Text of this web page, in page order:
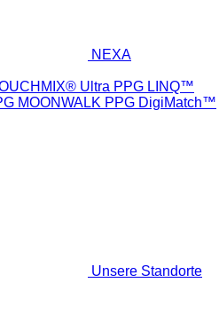
NEXA
Ultra PPG LINQ™
MOONWALK PPG DigiMatch™
Unsere Standorte